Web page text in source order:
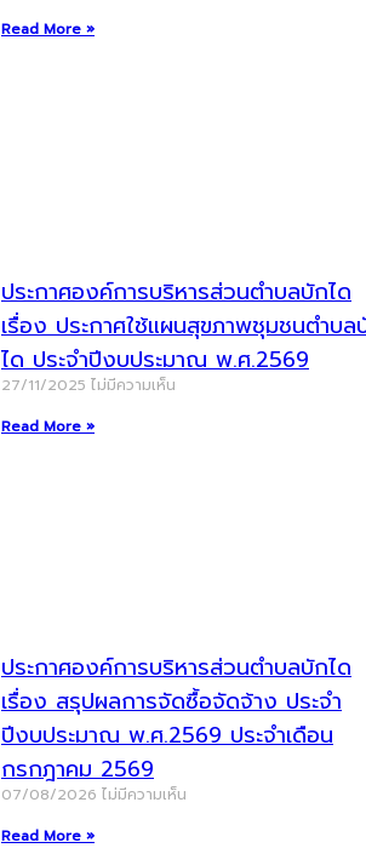
Read More »
ประกาศองค์การบริหารส่วนตำบลบักได
เรื่อง ประกาศใช้แผนสุขภาพชุมชนตำบล
ได ประจำปีงบประมาณ พ.ศ.2569
27/11/2025 ไม่มีความเห็น
Read More »
ประกาศองค์การบริหารส่วนตำบลบักได
เรื่อง สรุปผลการจัดซื้อจัดจ้าง ประจำ
ปีงบประมาณ พ.ศ.2569 ประจำเดือน
กรกฎาคม 2569
07/08/2026 ไม่มีความเห็น
Read More »